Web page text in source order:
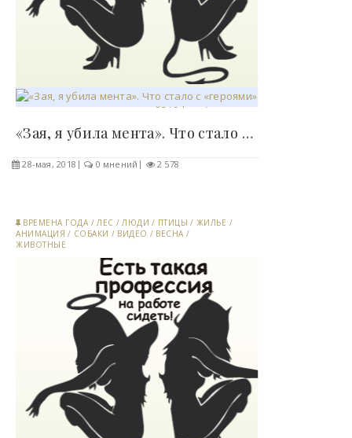
«Зая, я убила мента». Что стало с «героями»..
28-мая, 2018 0 мнений 2 578
ВРЕМЕНА ГОДА / ЛЕС / ЛЮДИ / ПТИЦЫ / ЖИЛЬЕ /
АНИМАЦИЯ / СОБАКИ / ВИДЕО / ВЕСНА /
ЖИВОТНЫЕ